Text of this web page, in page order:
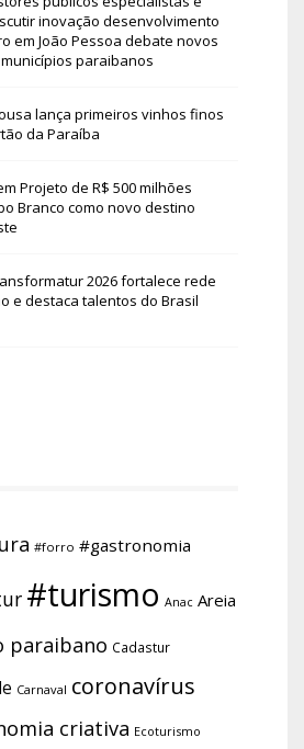
inovação desenvolvimento
em João Pessoa debate novos
paraibanos
lança primeiros vinhos finos
da Paraíba
Projeto de R$ 500 milhões
Branco como novo destino
2026 fortalece rede
e destaca talentos do Brasil
#forro #gastronomia
#turismo Anac Areia
paraibano Cadastur
Carnaval coronavírus
criativa Ecoturismo